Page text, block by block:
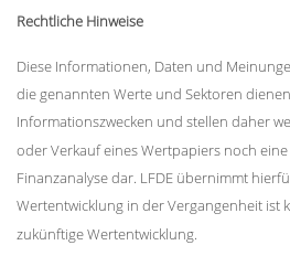
Rechtliche Hinweise
Diese Informationen, Daten und
die genannten Werte und Sektoren
Informationszwecken und stellen daher
oder Verkauf eines Wertpapiers noch
Finanzanalyse dar. LFDE übernimmt
Wertentwicklung in der Vergangenheit ist
zukünftige Wertentwicklung.